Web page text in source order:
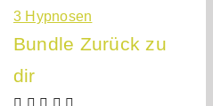
Bundle Zurück zu
dir